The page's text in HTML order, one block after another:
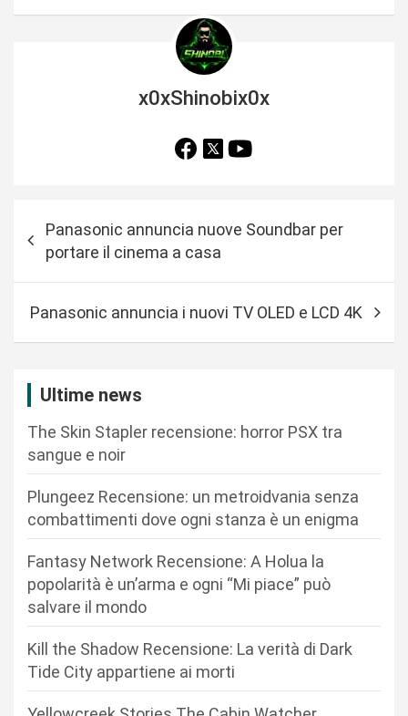
x0xShinobix0x
Panasonic annuncia nuove Soundbar per
portare il cinema a casa
Panasonic annuncia i nuovi TV OLED e LCD 4K
Ultime news
The Skin Stapler recensione: horror PSX tra
sangue e noir
Plungeez Recensione: un metroidvania senza
combattimenti dove ogni stanza è un enigma
Fantasy Network Recensione: A Holua la
popolarità è un’arma e ogni “Mi piace” può
salvare il mondo
Kill the Shadow Recensione: La verità di Dark
Tide City appartiene ai morti